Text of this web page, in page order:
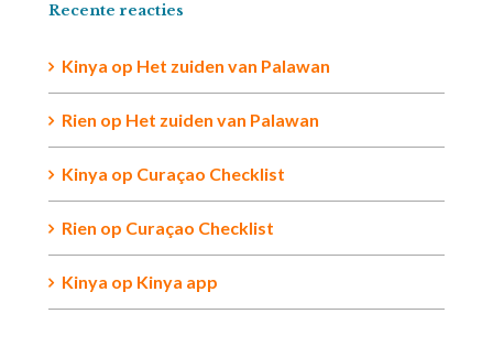
Recente reacties
Kinya op Het zuiden van Palawan
Rien op Het zuiden van Palawan
Kinya op Curaçao Checklist
Rien op Curaçao Checklist
Kinya op Kinya app